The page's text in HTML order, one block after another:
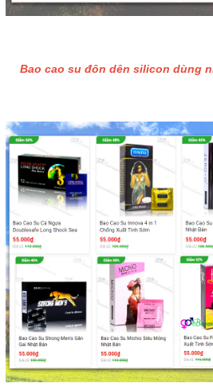
Bao cao su đôn dên silicon dùng